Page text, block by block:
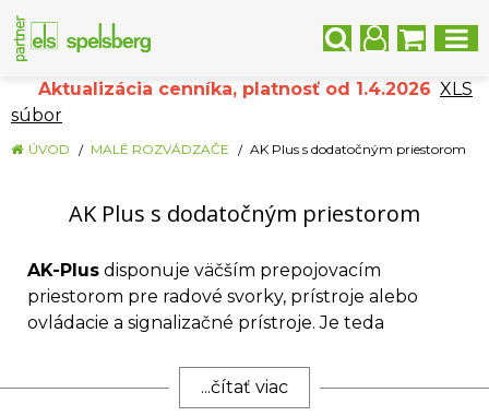
Aktualizácia cenníka, platnosť od 1.4.2026 XLS
súbor
ÚVOD MALÉ ROZVÁDZAČE AK Plus s dodatočným priestorom
AK Plus s dodatočným priestorom
AK-Plus disponuje väčším prepojovacím
priestorom pre radové svorky, prístroje alebo
ovládacie a signalizačné prístroje. Je teda
integrovaným monitoringom 6mA DC. Malé
...čítať viac